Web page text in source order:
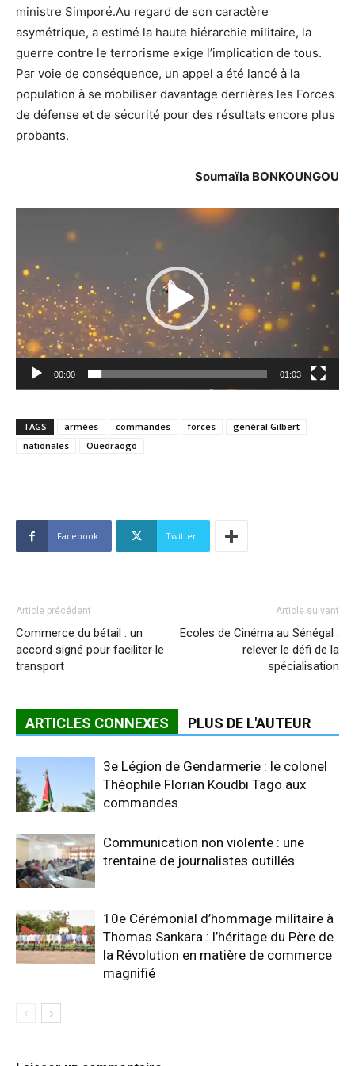
ministre Simporé.Au regard de son caractère
asymétrique, a estimé la haute hiérarchie militaire, la
guerre contre le terrorisme exige l’implication de tous.
Par voie de conséquence, un appel a été lancé à la
population à se mobiliser davantage derrières les Forces
de défense et de sécurité pour des résultats encore plus
probants.
Soumaïla BONKOUNGOU
Lecteur
00:00 01:03
TAGS armées commandes forces
général Gilbert
nationales
Ouedraogo
Facebook Twitter
Article précédent
Commerce du bétail : un
accord signé pour faciliter le
transport
Article suivant
Ecoles de Cinéma au Sénégal :
relever le défi de la
spécialisation
ARTICLES CONNEXES PLUS DE L'AUTEUR
3e Légion de Gendarmerie : le colonel
Théophile Florian Koudbi Tago aux
commandes
Communication non violente : une
trentaine de journalistes outillés
10e Cérémonial d’hommage militaire à
Thomas Sankara : l’héritage du Père de
la Révolution en matière de commerce
magnifié